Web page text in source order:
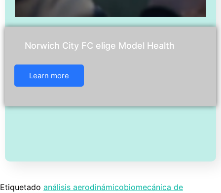
Norwich City FC elige Model Health
Learn more
Etiquetado análisis aerodinámicobiomecánica de